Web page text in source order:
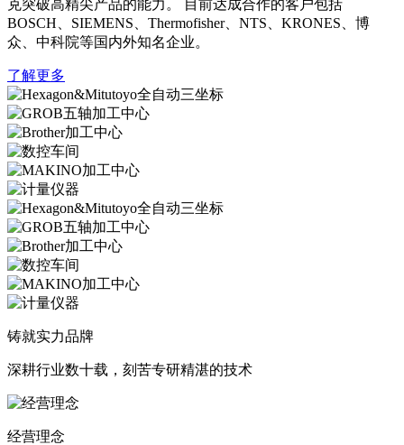
克突破高精尖产品的能力。 目前达成合作的客户包括
BOSCH、SIEMENS、Thermofisher、NTS、KRONES、博
众、中科院等国内外知名企业。
了解更多
铸就实力品牌
深耕行业数十载，刻苦专研精湛的技术
经营理念